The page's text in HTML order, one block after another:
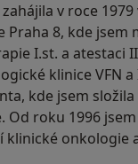
v roce 1979
8, kde jsem
I.st. a atestaci
klinice VFN a
kde jsem složila
Od roku 1996
klinické onkologie
zdravotnického